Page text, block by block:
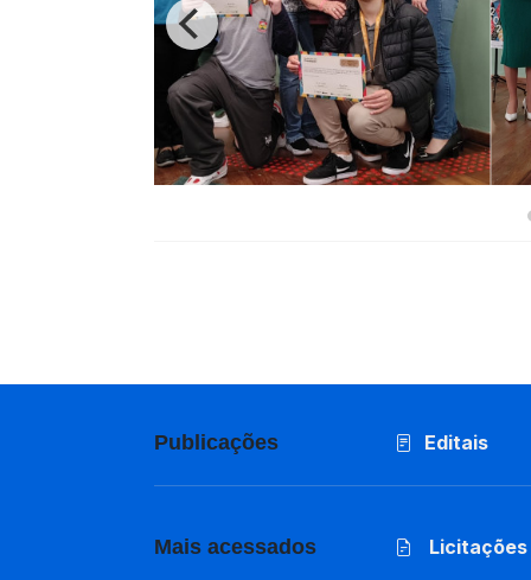
Publicações Editais
Mais acessados Licitações